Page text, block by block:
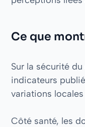
Ce que
Sur la sécurité
indicateurs
variations
Côté santé, les